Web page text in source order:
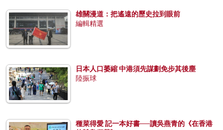
雄關漫道：把遙遠的歷史拉到眼前
編輯精選
日本人口萎縮 中港須先謀劃免步其後塵
陸振球
種菜得愛 記一本好書──讀吳燕青的《在香港